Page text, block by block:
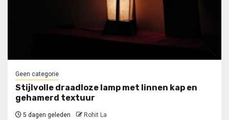
Geen categorie
Stijlvolle draadloze lamp met linnen kap en
gehamerd textuur
5 dagen geleden Rohit La